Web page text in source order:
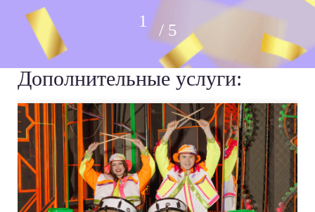
5
Дополнительные услуги: